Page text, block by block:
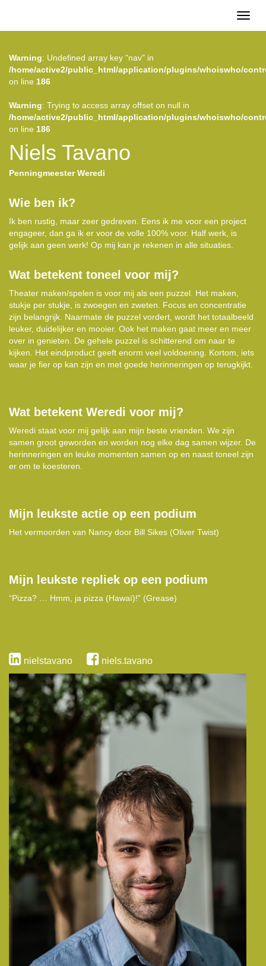
Warning: Undefined array key "nav" in
/home/active2/public_html/application/plugins/whoiswho/
on line 186
Warning: Trying to access array offset on null in
/home/active2/public_html/application/plugins/whoiswho/
on line 186
Niels Tavano
Penningmeester Weredi
Wie ben ik?
Ik ben rustig, maar zeer gedreven. Eens ik me voor een project
engageer, dan ga ik er voor de volle 100% voor. Half werk, is
gelijk aan geen werk! Op mij kan je rekenen in alle situaties.
Wat betekent toneel voor mij?
Theater maken/spelen is voor mij als een puzzel. Het maken,
stukje per stukje, is zwoegen en zweten. Focus en concentratie
zijn belangrijk. Naarmate de puzzel vordert, wordt het totaalbeeld
leuker, duidelijker en mooier. Ook het maken gaat meer en meer
over in genieten. De gehele puzzel is schitterend om naar te
kijken. Het eindproduct geeft enorm veel voldoening. Kortom, iets
waar je fier op kan zijn en met goede herinneringen op terugkijkt.
Wat betekent Weredi voor mij?
Weredi staat voor mij gelijk aan mijn beste vrienden. We zijn
samen groot geworden en worden nog elke dag samen wijzer. De
herinneringen en leuke momenten samen op en naast toneel zijn
er om te koesteren.
Mijn leukste actie op een podium
Het vermoorden van Nancy door Bill Sikes (Oliver Twist)
Mijn leukste repliek op een podium
“Pizza? … Hmm, ja pizza (Hawaï)!” (Grease)
nielstavano niels.tavano